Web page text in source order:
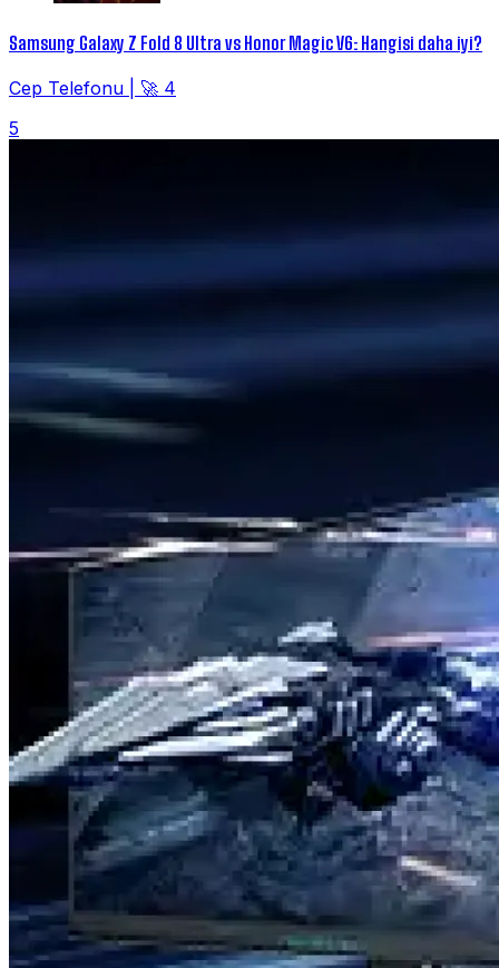
Samsung Galaxy Z Fold 8 Ultra vs Honor Magic V6: Hangisi daha iyi?
Cep Telefonu
🚀 4
5